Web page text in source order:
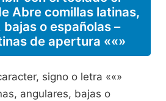
Abre comillas latinas,
o españolas –
de apertura ««»
signo o letra ««»
angulares, bajas o